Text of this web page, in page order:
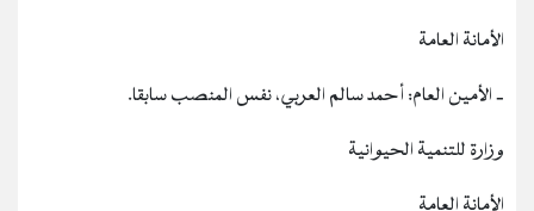
الأمانة العامة
‐ الأمين العام: أحمد سالم العربي، نفس المنصب سابقا.
وزارة للتنمية الحيوانية
الأمانة العامة